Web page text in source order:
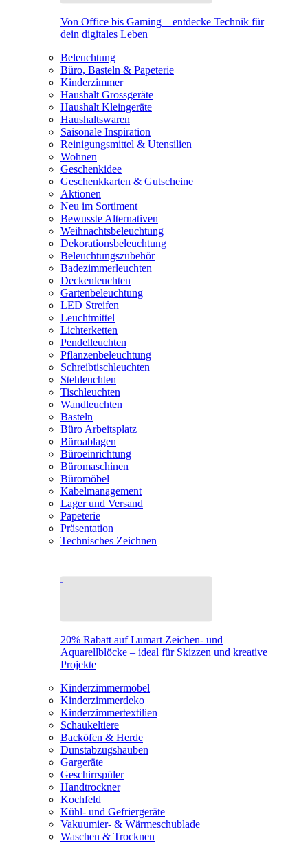
Von Office bis Gaming – entdecke Technik für
dein digitales Leben
Beleuchtung
Büro, Basteln & Papeterie
Kinderzimmer
Haushalt Grossgeräte
Haushalt Kleingeräte
Haushaltswaren
Saisonale Inspiration
Reinigungsmittel & Utensilien
Wohnen
Geschenkidee
Geschenkkarten & Gutscheine
Aktionen
Neu im Sortiment
Bewusste Alternativen
Weihnachtsbeleuchtung
Dekorationsbeleuchtung
Beleuchtungszubehör
Badezimmerleuchten
Deckenleuchten
Gartenbeleuchtung
LED Streifen
Leuchtmittel
Lichterketten
Pendelleuchten
Pflanzenbeleuchtung
Schreibtischleuchten
Stehleuchten
Tischleuchten
Wandleuchten
Basteln
Büro Arbeitsplatz
Büroablagen
Büroeinrichtung
Büromaschinen
Büromöbel
Kabelmanagement
Lager und Versand
Papeterie
Präsentation
Technisches Zeichnen
20% Rabatt auf Lumart Zeichen- und
Aquarellblöcke – ideal für Skizzen und kreative
Projekte
Kinderzimmermöbel
Kinderzimmerdeko
Kinderzimmertextilien
Schaukeltiere
Backöfen & Herde
Dunstabzugshauben
Gargeräte
Geschirrspüler
Handtrockner
Kochfeld
Kühl- und Gefriergeräte
Vakuumier- & Wärmeschublade
Waschen & Trocknen